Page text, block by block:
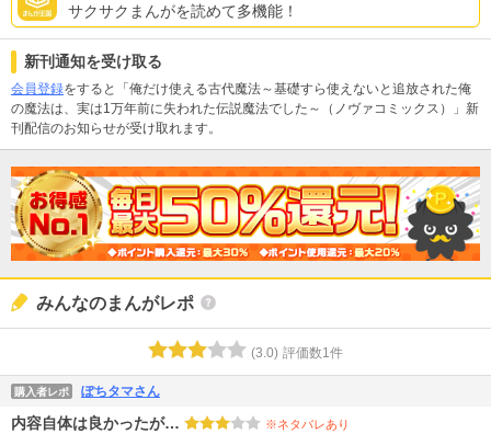
サクサクまんがを読めて多機能！
新刊通知を受け取る
会員登録をすると「俺だけ使える古代魔法～基礎すら使えないと追放された俺
の魔法は、実は1万年前に失われた伝説魔法でした～（ノヴァコミックス）」新
刊配信のお知らせが受け取れます。
みんなのまんがレポ
(3.0) 評価数1 件
購入者レポ ぽちタマさん
内容自体は良かったが… ※ネタバレあり